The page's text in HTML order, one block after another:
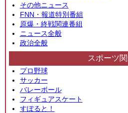
その他ニュース
FNN・報道特別番組
原爆・終戦関連番組
ニュース全般
政治全般
スポーツ
プロ野球
サッカー
バレーボール
フィギュアスケート
すぽると！